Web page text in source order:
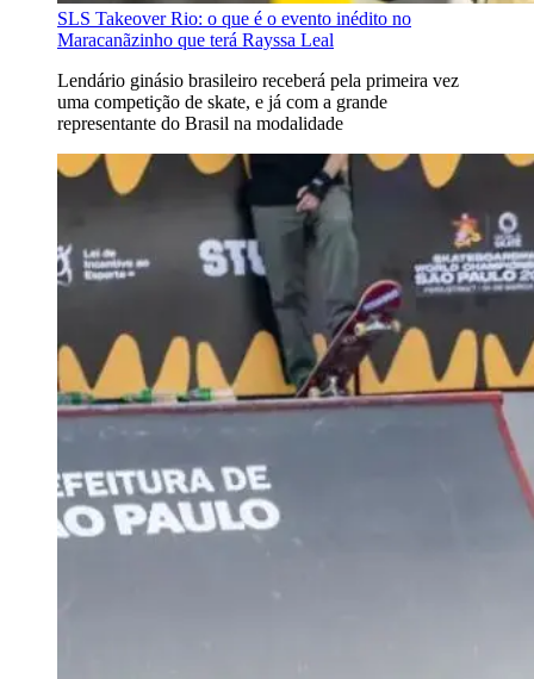
SLS Takeover Rio: o que é o evento inédito no
Maracanãzinho que terá Rayssa Leal
Lendário ginásio brasileiro receberá pela primeira vez
uma competição de skate, e já com a grande
representante do Brasil na modalidade